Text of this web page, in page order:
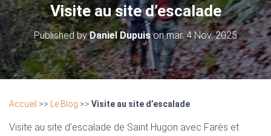
:
Visite au site d’escalade
Published byDaniel Dupuisonmar. 4 Nov. 2025
Accueil >> Le Blog >> Visite au site d’escalade
Visite au site d’escalade de Saint Hugon avec Farès et